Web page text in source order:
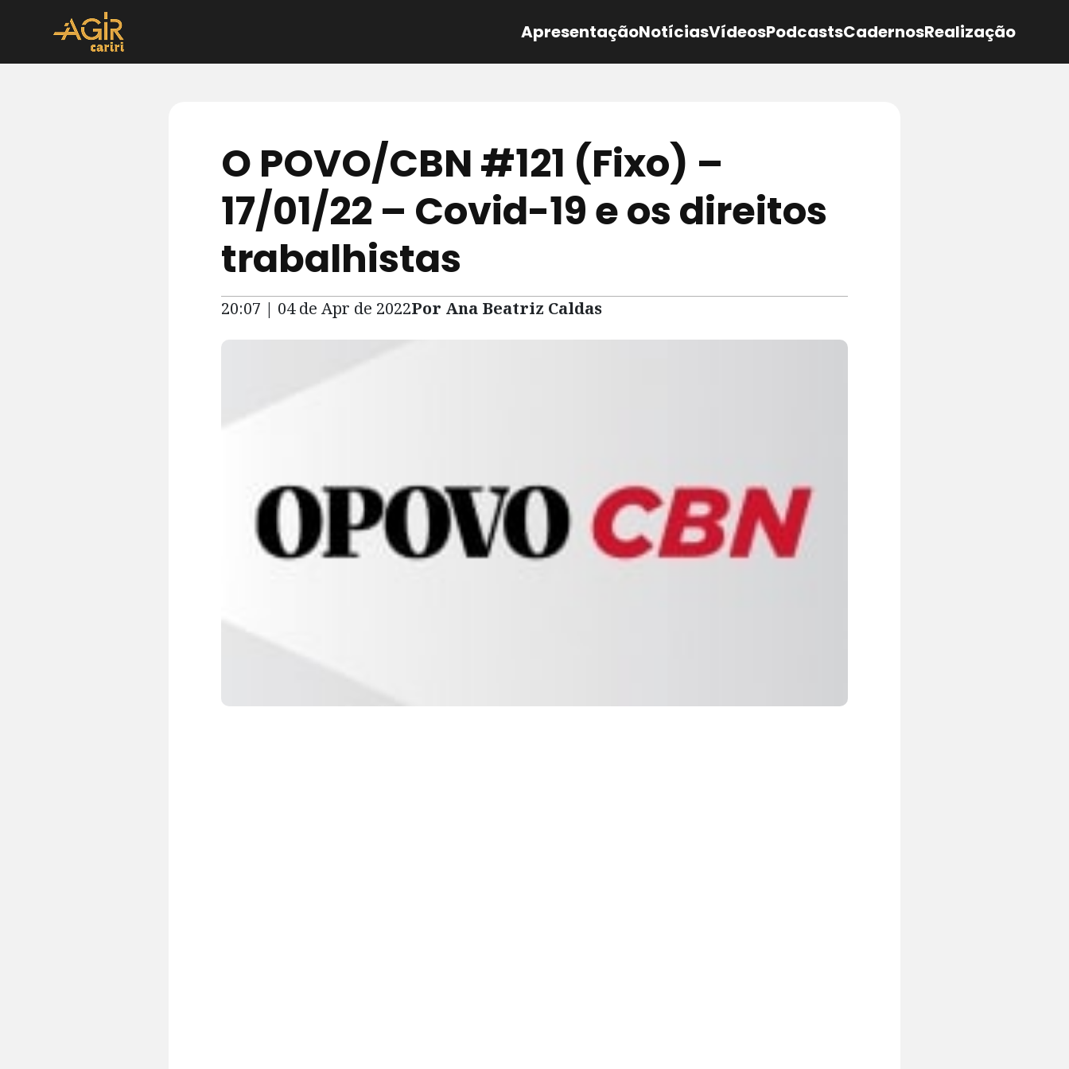
ApresentaçãoNotíciasVídeosPodcastsCadernosRealização
O POVO/CBN #121 (Fixo) –
17/01/22 – Covid-19 e os direitos
trabalhistas
20:07 | 04 de Apr de 2022Por Ana Beatriz Caldas